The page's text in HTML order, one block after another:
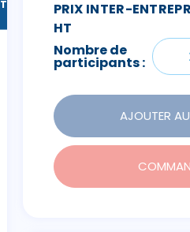
PRIX INTER-
HT
Nombre de
participants :
AJOUTER